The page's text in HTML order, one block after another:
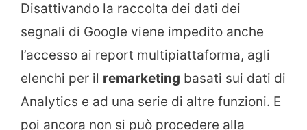
Disattivando la raccolta dei dati dei
segnali di Google viene impedito anche
l’accesso ai report multipiattaforma, agli
elenchi per il remarketing basati sui dati di
Analytics e ad una serie di altre funzioni. E
poi ancora non si può procedere alla